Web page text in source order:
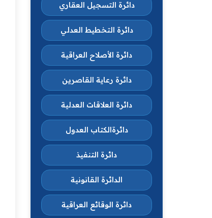
دائرة التسجيل العقاري
دائرة التخطيط العدلي
دائرة الأصلاح العراقية
دائرة رعاية القاصرين
دائرة العلاقات العدلية
دائرةالكتاب العدول
دائرة التنفيذ
الدائرة القانونية
دائرة الوقائع العراقية